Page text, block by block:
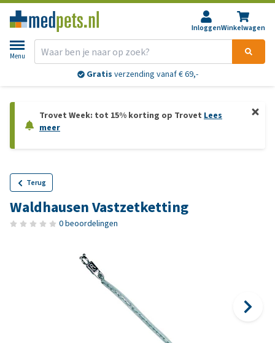
InloggenWinkelwagen
Menu
Gratis verzending vanaf € 69,-
Trovet Week: tot 15% korting op Trovet Lees
meer
Terug
Waldhausen Vastzetketting
0 beoordelingen